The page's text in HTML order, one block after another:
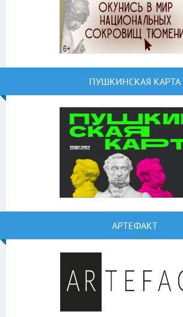
ПУШКИНСКАЯ КАРТА
АРТЕФАКТ